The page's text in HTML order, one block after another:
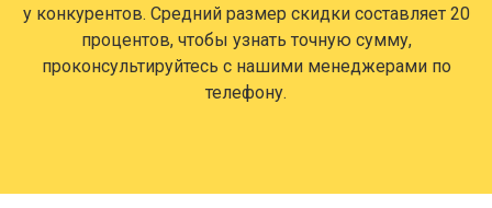
у конкурентов. Средний размер скидки составляет 20
процентов, чтобы узнать точную сумму,
проконсультируйтесь с нашими менеджерами по
телефону.